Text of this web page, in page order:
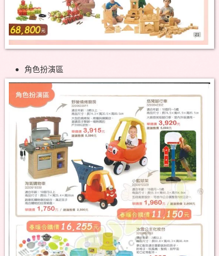
角色扮演區